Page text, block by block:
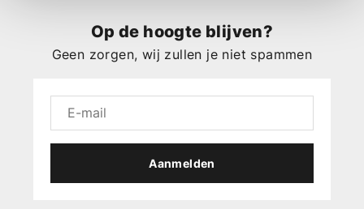
Op de hoogte blijven?
Geen zorgen, wij zullen je niet spammen
Aanmelden